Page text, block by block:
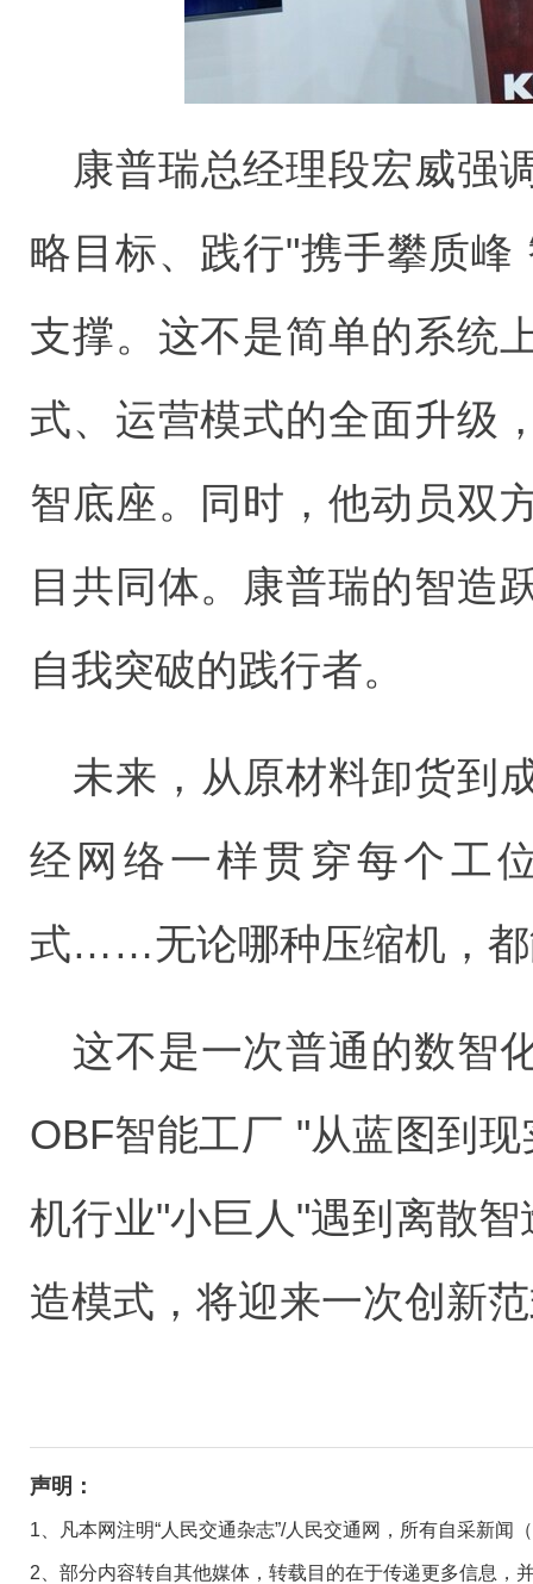
康普瑞总经理段宏威强
略目标、践行"携手攀质
支撑。这不是简单的系统
式、运营模式的全面升级
智底座。同时，他动员双
目共同体。康普瑞的智造
自我突破的践行者。
未来，从原材料卸货到
经网络一样贯穿每个工
式……无论哪种压缩机，都
这不是一次普通的数智
OBF智能工厂 "从蓝图到
机行业"小巨人"遇到离散
造模式，将迎来一次创新
声明：
1、凡本网注明“人民交通杂志”/人民交通网，所有自采新
2、部分内容转自其他媒体，转载目的在于传递更多信息，